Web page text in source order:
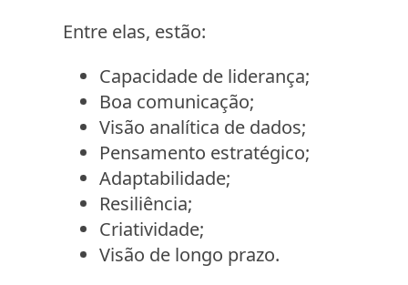
Entre elas, estão:
Capacidade de liderança;
Boa comunicação;
Visão analítica de dados;
Pensamento estratégico;
Adaptabilidade;
Resiliência;
Criatividade;
Visão de longo prazo.